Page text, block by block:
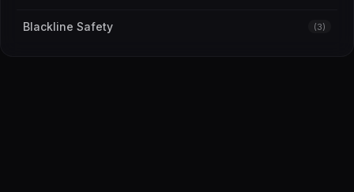
Blackline Safety (3)